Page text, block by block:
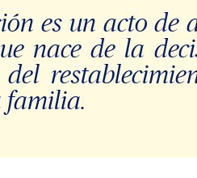
es un acto de
nace de la
familia.